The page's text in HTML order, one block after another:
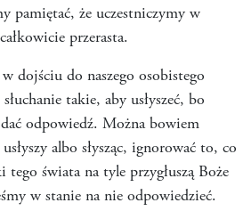
pamiętać, że uczestniczymy w
przerasta.
dojściu do naszego osobistego
takie, aby usłyszeć, bo
odpowiedź. Można bowiem
albo słysząc, ignorować to, co
tego świata na tyle przygłuszą Boże
w stanie na nie odpowiedzieć.